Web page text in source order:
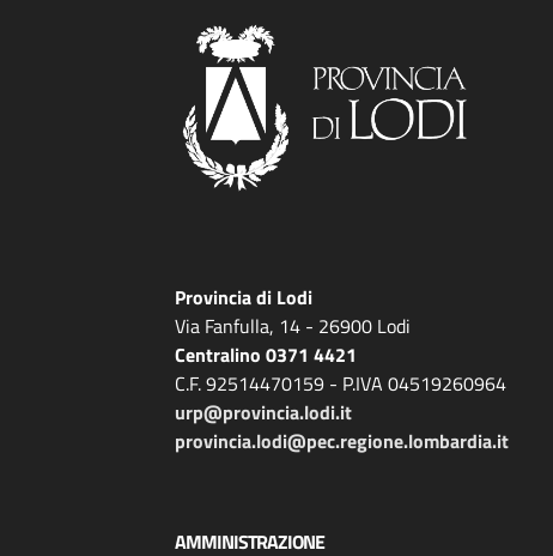
Provincia di Lodi
Via Fanfulla, 14 - 26900 Lodi
Centralino 0371 4421
C.F. 92514470159 - P.IVA 04519260964
urp@provincia.lodi.it
provincia.lodi@pec.regione.lombardia.it
AMMINISTRAZIONE